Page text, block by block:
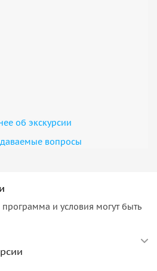
об экскурсии
вопросы
и условия могут быть